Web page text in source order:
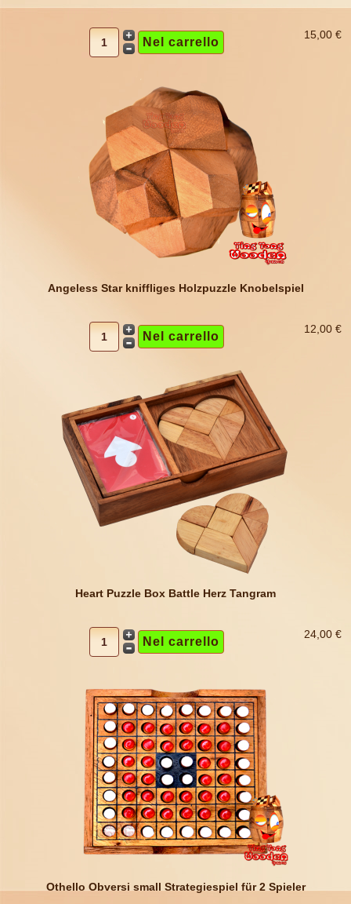
15,00 €
Angeless Star kniffliges Holzpuzzle Knobelspiel
12,00 €
Heart Puzzle Box Battle Herz Tangram
24,00 €
Othello Obversi small Strategiespiel für 2 Spieler